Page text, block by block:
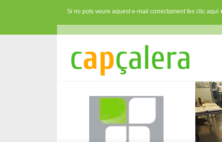
Si no pots veure aquest e-mail correctament fes clic aquí